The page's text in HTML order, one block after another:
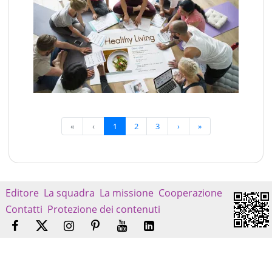
« ‹ 1 2 3 › »
Editore La squadra La missione Cooperazione
Contatti Protezione dei contenuti